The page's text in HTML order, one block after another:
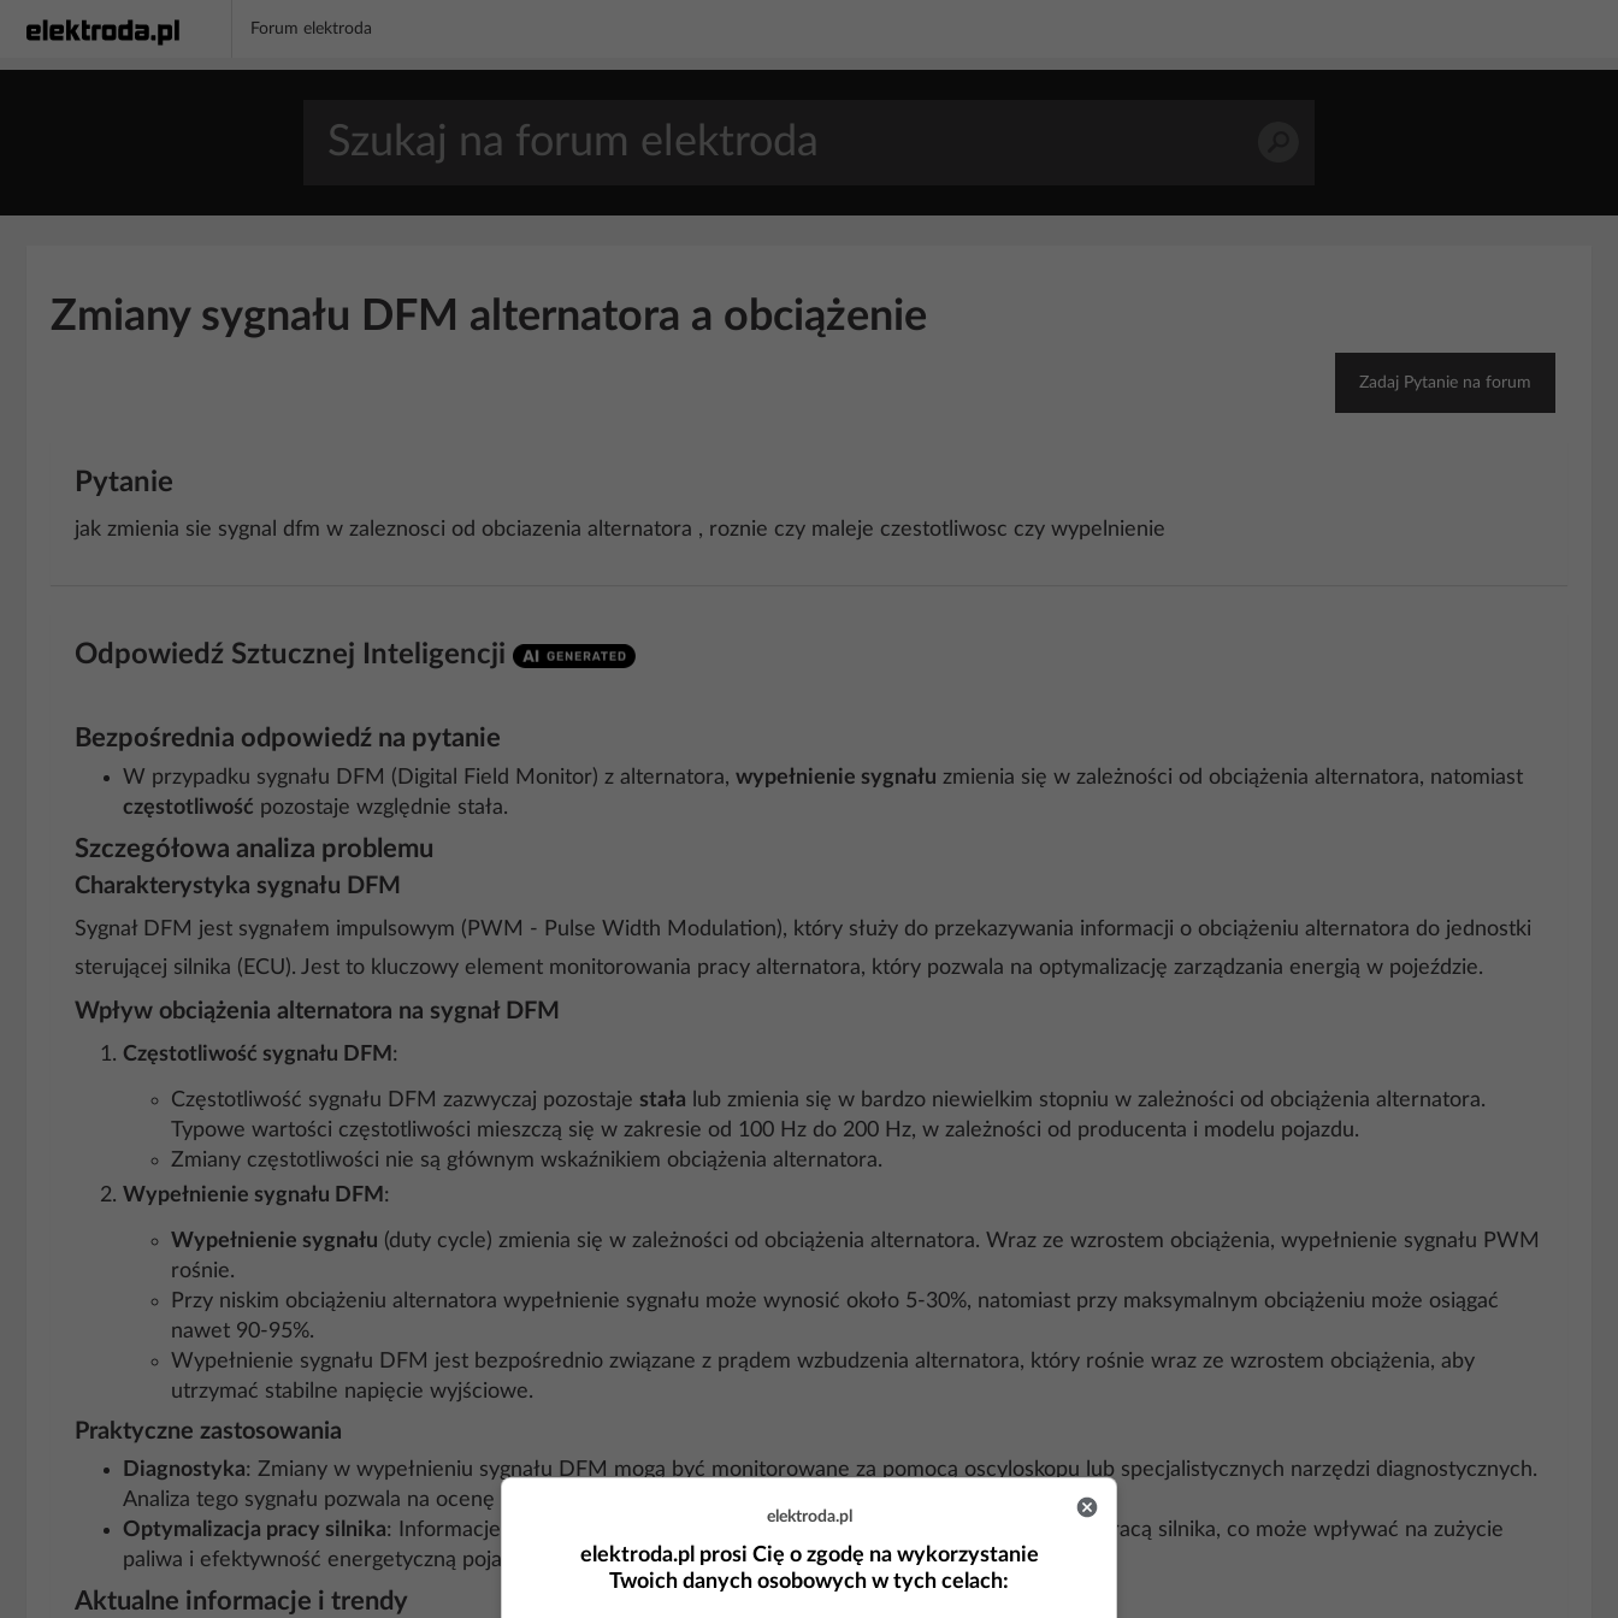
Forum elektroda
Zmiany sygnału DFM alternatora a obciążenie
Zadaj Pytanie na forum
Pytanie
jak zmienia sie sygnal dfm w zaleznosci od obciazenia alternatora , roznie czy maleje czestotliwosc czy wypelnienie
Odpowiedź Sztucznej Inteligencji
Bezpośrednia odpowiedź na pytanie
W przypadku sygnału DFM (Digital Field Monitor) z alternatora, wypełnienie sygnału zmienia się w zależności od obciążenia alternatora, natomiast
częstotliwość pozostaje względnie stała.
Szczegółowa analiza problemu
Charakterystyka sygnału DFM
Sygnał DFM jest sygnałem impulsowym (PWM - Pulse Width Modulation), który służy do przekazywania informacji o obciążeniu alternatora do jednostki
sterującej silnika (ECU). Jest to kluczowy element monitorowania pracy alternatora, który pozwala na optymalizację zarządzania energią w pojeździe.
Wpływ obciążenia alternatora na sygnał DFM
Częstotliwość sygnału DFM :
Częstotliwość sygnału DFM zazwyczaj pozostaje stała lub zmienia się w bardzo niewielkim stopniu w zależności od obciążenia alternatora.
Typowe wartości częstotliwości mieszczą się w zakresie od 100 Hz do 200 Hz, w zależności od producenta i modelu pojazdu.
Zmiany częstotliwości nie są głównym wskaźnikiem obciążenia alternatora.
Wypełnienie sygnału DFM :
Wypełnienie sygnału (duty cycle) zmienia się w zależności od obciążenia alternatora. Wraz ze wzrostem obciążenia, wypełnienie sygnału PWM
rośnie.
Przy niskim obciążeniu alternatora wypełnienie sygnału może wynosić około 5-30%, natomiast przy maksymalnym obciążeniu może osiągać
nawet 90-95%.
Wypełnienie sygnału DFM jest bezpośrednio związane z prądem wzbudzenia alternatora, który rośnie wraz ze wzrostem obciążenia, aby
utrzymać stabilne napięcie wyjściowe.
Praktyczne zastosowania
Diagnostyka: Zmiany w wypełnieniu sygnału DFM mogą być monitorowane za pomocą oscyloskopu lub specjalistycznych narzędzi diagnostycznych.
Analiza tego sygnału pozwala na ocenę stanu obciążenia alternatora i jego wydajności.
Optymalizacja pracy silnika: Informacje z sygnału DFM są wykorzystywane przez ECU do zarządzania pracą silnika, co może wpływać na zużycie
paliwa i efektywność energetyczną pojazdu.
Aktualne informacje i trendy
elektroda.pl
elektroda.pl prosi Cię o zgodę na wykorzystanie
Twoich danych osobowych w tych celach: